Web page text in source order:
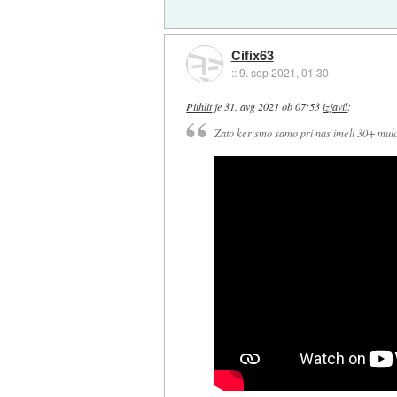
Cifix63
::9. sep 2021, 01:30
Pithlitje 31. avg 2021 ob 07:53 izjavil:
Zato ker smo samo pri nas imeli 30+